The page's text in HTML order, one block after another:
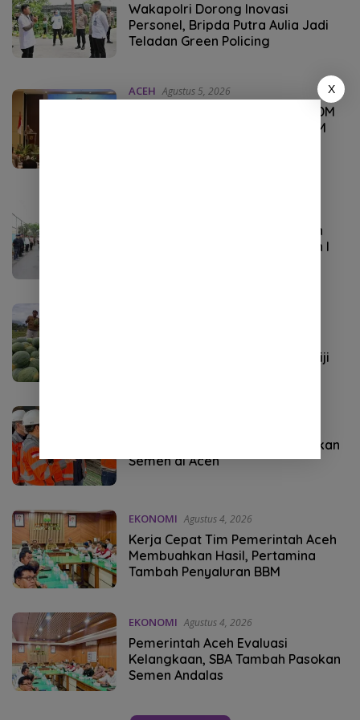
Wakapolri Dorong Inovasi
Personel, Bripda Putra Aulia Jadi
Teladan Green Policing
ACEH Agustus 5, 2026
Kapolda Aceh Buka Rakernis SDM
2026, Tekankan Pentingnya SDM
Kapolda Aceh Tinjau Kerusakan
Rumah Dinas Aspol Lamteumen I
Kembangkan Semangka Non Biji
Dirut SIG Tinjau Langsung Pasokan
Semen di Aceh
EKONOMI Agustus 4, 2026
Kerja Cepat Tim Pemerintah Aceh
Membuahkan Hasil, Pertamina
Tambah Penyaluran BBM
EKONOMI Agustus 4, 2026
Pemerintah Aceh Evaluasi
Kelangkaan, SBA Tambah Pasokan
Semen Andalas
X